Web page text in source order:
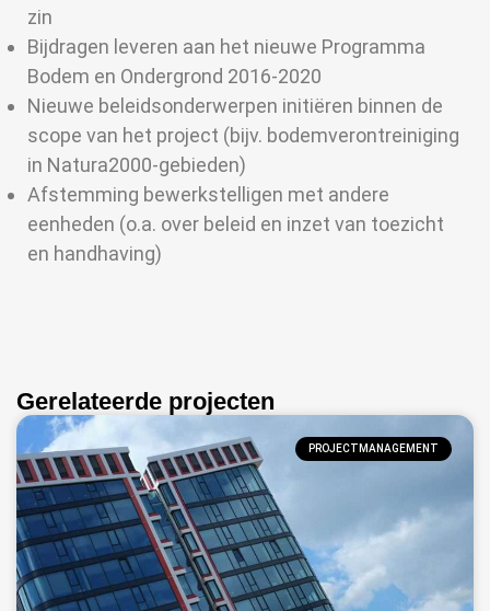
zin
Bijdragen leveren aan het nieuwe Programma
Bodem en Ondergrond 2016-2020
Nieuwe beleidsonderwerpen initiëren binnen de
scope van het project (bijv. bodemverontreiniging
in Natura2000-gebieden)
Afstemming bewerkstelligen met andere
eenheden (o.a. over beleid en inzet van toezicht
en handhaving)
Gerelateerde projecten
PROJECTMANAGEMENT